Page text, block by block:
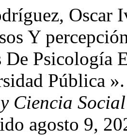
Oscar
Y
De Psicología
Pública
Ciencia Social
agosto 9,